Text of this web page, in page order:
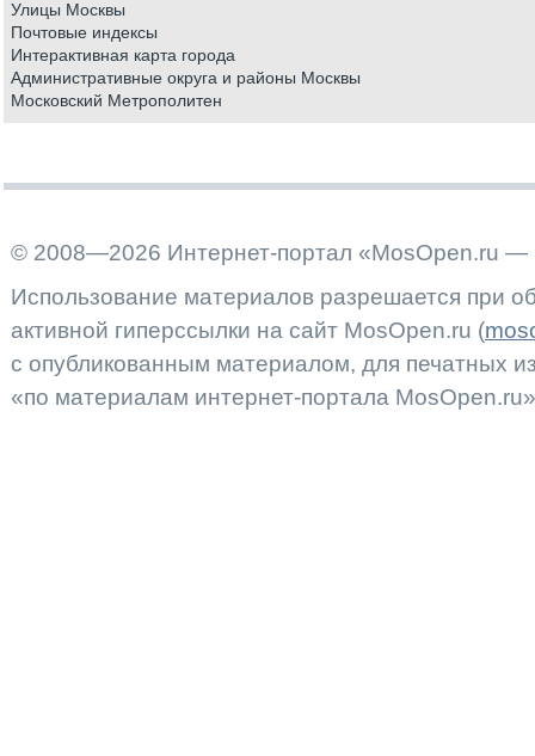
Улицы Москвы
Почтовые индексы
Интерактивная карта города
Административные округа и районы Москвы
Московский Метрополитен
© 2008—2026 Интернет-портал «MosOpen.ru —
Использование материалов разрешается при
активной гиперссылки на сайт MosOpen.ru (
с опубликованным материалом, для печатных
«по материалам интернет-портала